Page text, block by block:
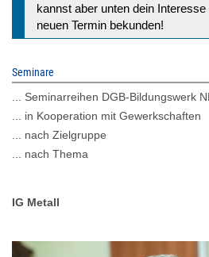
kannst aber unten dein
neuen Termin bekunden!
Seminare
... Seminarreihen DGB-Bildungswerk
... in Kooperation mit Gewerkschaften
... nach Zielgruppe
... nach Thema
IG Metall